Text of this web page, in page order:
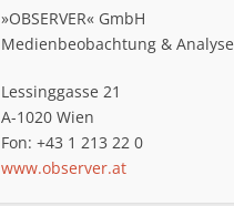
»OBSERVER« GmbH
Medienbeobachtung & Analyse
Lessinggasse 21
A-1020 Wien
Fon: +43 1 213 22 0
www.observer.at